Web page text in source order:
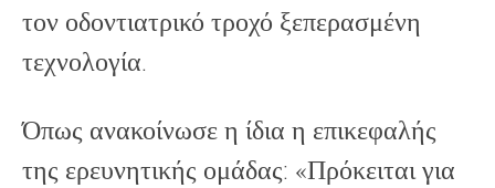
τον οδοντιατρικό τροχό ξεπερασμένη
τεχνολογία.
Όπως ανακοίνωσε η ίδια η επικεφαλής
της ερευνητικής ομάδας: «Πρόκειται για